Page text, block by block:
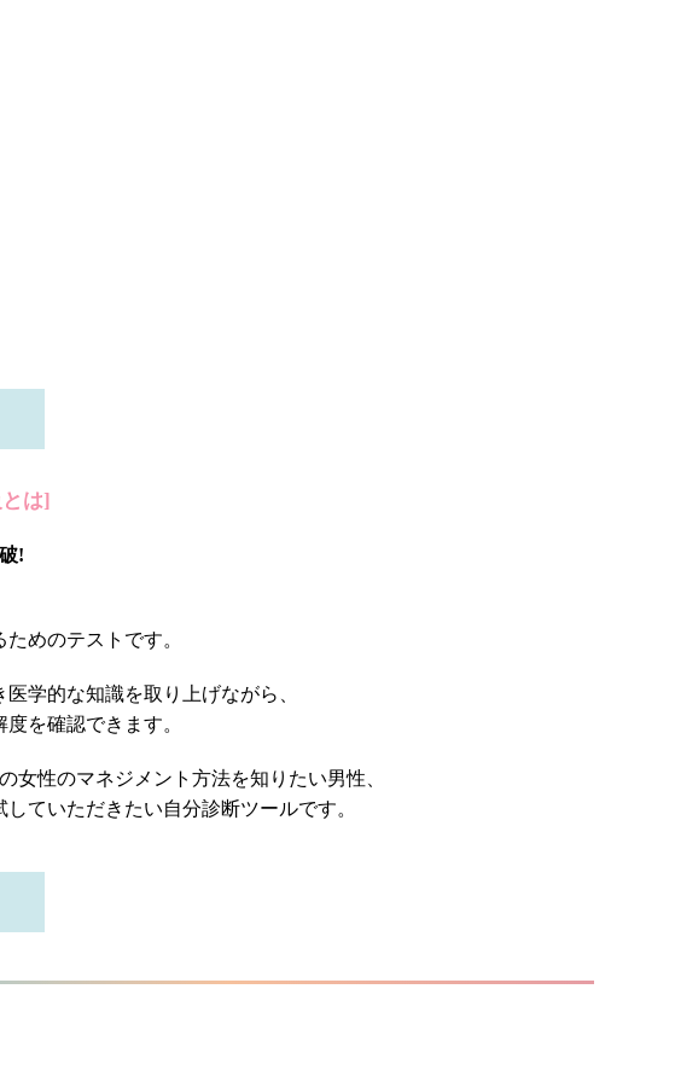
は]
!
めのテストです。
学的な知識を取り上げながら、
を確認できます。
女性のマネジメント方法を知りたい男性、
していただきたい自分診断ツールです。